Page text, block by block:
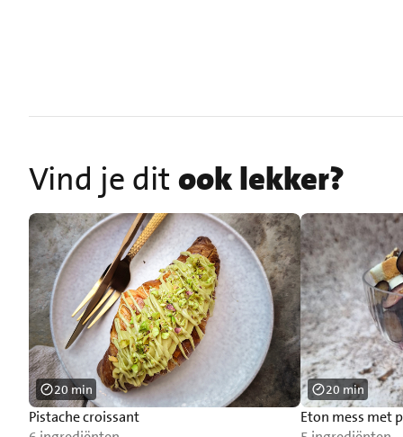
Vind je ditook lekker?
Pistache croissant
20 min
Eton mess met
20 min